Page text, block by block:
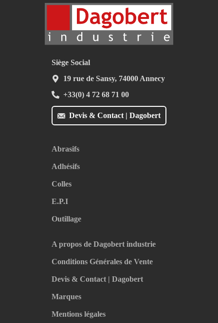
Devis & Contact | Dagobert
Siège Social
19 rue de Sansy, 74000 Annecy
+33(0) 4 72 68 71 00
Abrasifs
Adhésifs
Colles
E.P.I
Outillage
A propos de Dagobert industrie
Conditions Générales de Vente
Devis & Contact | Dagobert
Marques
Mentions légales